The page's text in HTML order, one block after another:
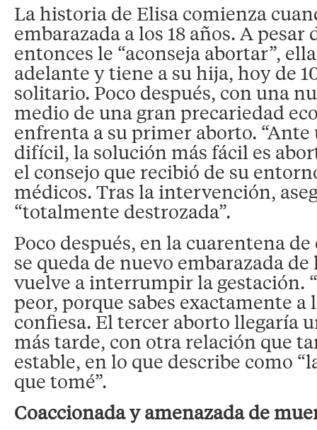
La historia de Elisa comienza
embarazada a los 18 años. A pesar
entonces le “aconseja abortar”,
adelante y tiene a su hija, hoy de
solitario. Poco después, con una
medio de una gran precariedad
enfrenta a su primer aborto.
difícil, la solución más fácil es
el consejo que recibió de su
médicos. Tras la intervención,
“totalmente destrozada”.
Poco después, en la cuarentena
se queda de nuevo embarazada
vuelve a interrumpir la gestación.
peor, porque sabes exactamente a
confiesa. El tercer aborto llegaría
más tarde, con otra relación que
estable, en lo que describe como
que tomé”.
Coaccionada y amenazada de